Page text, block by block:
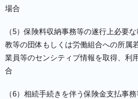
場合
（5）保険料収納事務等の遂行上必要
教等の団体もしくは労働組合への所属
業員等のセンシティブ情報を取得、利
合
（6）相続手続きを伴う保険金支払事